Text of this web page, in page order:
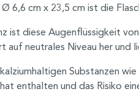
6,6 cm x 23,5 cm ist die
ist diese Augenflüssigkeit
auf neutrales Niveau her und
Substanzen
enthalten und das Risiko